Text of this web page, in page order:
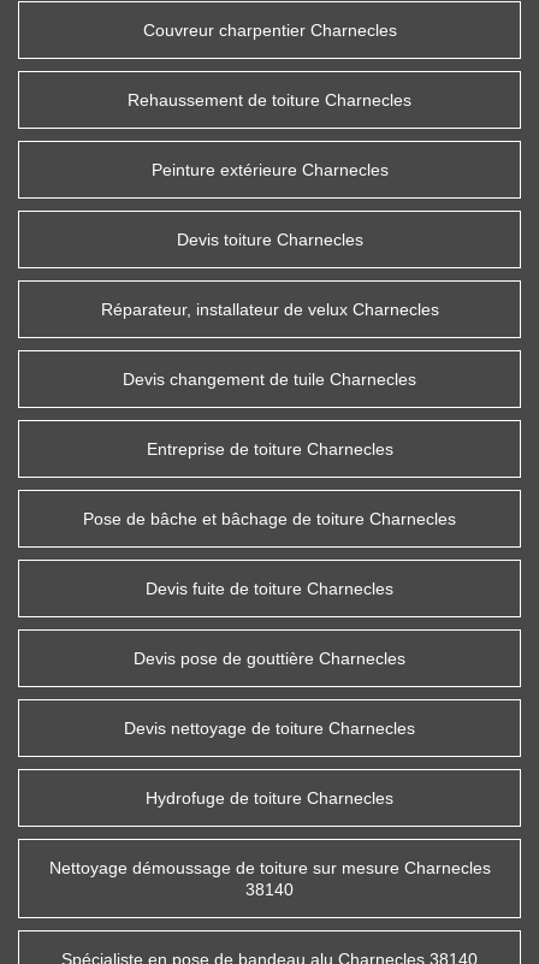
Couvreur charpentier Charnecles
Rehaussement de toiture Charnecles
Peinture extérieure Charnecles
Devis toiture Charnecles
Réparateur, installateur de velux Charnecles
Devis changement de tuile Charnecles
Entreprise de toiture Charnecles
Pose de bâche et bâchage de toiture Charnecles
Devis fuite de toiture Charnecles
Devis pose de gouttière Charnecles
Devis nettoyage de toiture Charnecles
Hydrofuge de toiture Charnecles
Nettoyage démoussage de toiture sur mesure Charnecles
38140
Spécialiste en pose de bandeau alu Charnecles 38140